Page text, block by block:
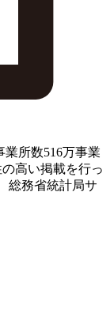
所数516万事業
高い掲載を行っ
総務省統計局サ